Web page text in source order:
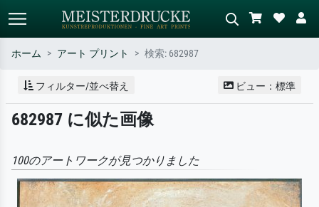
標準検索 AI画像検索
作家名・作品名・スタイルで検索
– 例：モネ、星月夜、印象派、北
シーンを説明してください – 例：
ホーム アート プリント 検索: 682987
フィルター/並べ替え ビュー：標準
682987 に似た画像
100のアートワークが見つかりました